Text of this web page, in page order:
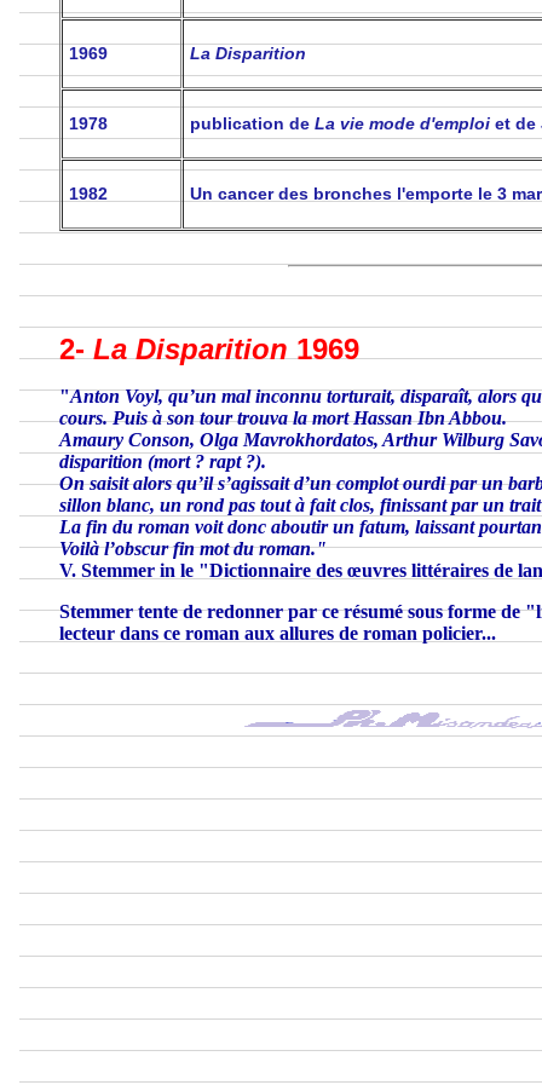
1969 La Disparition
1978 publication de La vie mode d'emploi et de
1982 Un cancer des bronches l'emporte le 3
2- La Disparition 1969
"Anton Voyl, qu’un mal inconnu torturait, disparaît, alors
cours. Puis à son tour trouva la mort Hassan Ibn Abbou.
Amaury Conson, Olga Mavrokhordatos, Arthur Wilburg
disparition (mort ? rapt ?).
On saisit alors qu’il s’agissait d’un complot ourdi par un
sillon blanc, un rond pas tout à fait clos, finissant par un
La fin du roman voit donc aboutir un fatum, laissant
Voilà l’obscur fin mot du roman."
V. Stemmer in le "Dictionnaire des œuvres littéraires de
Stemmer tente de redonner par ce résumé sous forme
lecteur dans ce roman aux allures de roman policier...